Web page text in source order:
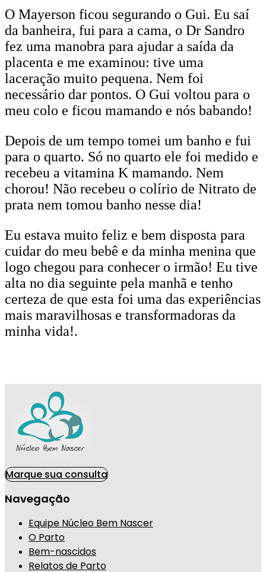
O Mayerson ficou segurando o Gui. Eu saí
da banheira, fui para a cama, o Dr Sandro
fez uma manobra para ajudar a saída da
placenta e me examinou: tive uma
laceração muito pequena. Nem foi
necessário dar pontos. O Gui voltou para o
meu colo e ficou mamando e nós babando!
Depois de um tempo tomei um banho e fui
para o quarto. Só no quarto ele foi medido e
recebeu a vitamina K mamando. Nem
chorou! Não recebeu o colírio de Nitrato de
prata nem tomou banho nesse dia!
Eu estava muito feliz e bem disposta para
cuidar do meu bebê e da minha menina que
logo chegou para conhecer o irmão! Eu tive
alta no dia seguinte pela manhã e tenho
certeza de que esta foi uma das experiências
mais maravilhosas e transformadoras da
minha vida!.
Marque sua consulta
Navegação
Equipe Núcleo Bem Nascer
O Parto
Bem-nascidos
Relatos de Parto